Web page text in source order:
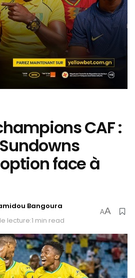
CAF :
face à
Bangoura
lecture:1 min read
AA